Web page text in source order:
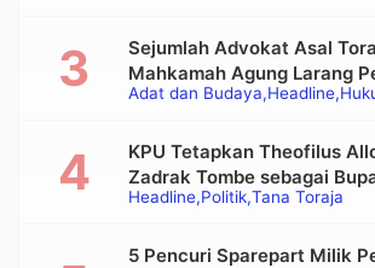
Adat dan Budaya Headline
Sejumlah Advokat Asal
Mahkamah Agung Larang
Alat Berat pada Eksekusi
Headline Politik Tana Toraja
KPU Tetapkan Theofilus
Zadrak Tombe sebagai
Bupati Tana Toraja Terpilih
5 Pencuri Sparepart Milik